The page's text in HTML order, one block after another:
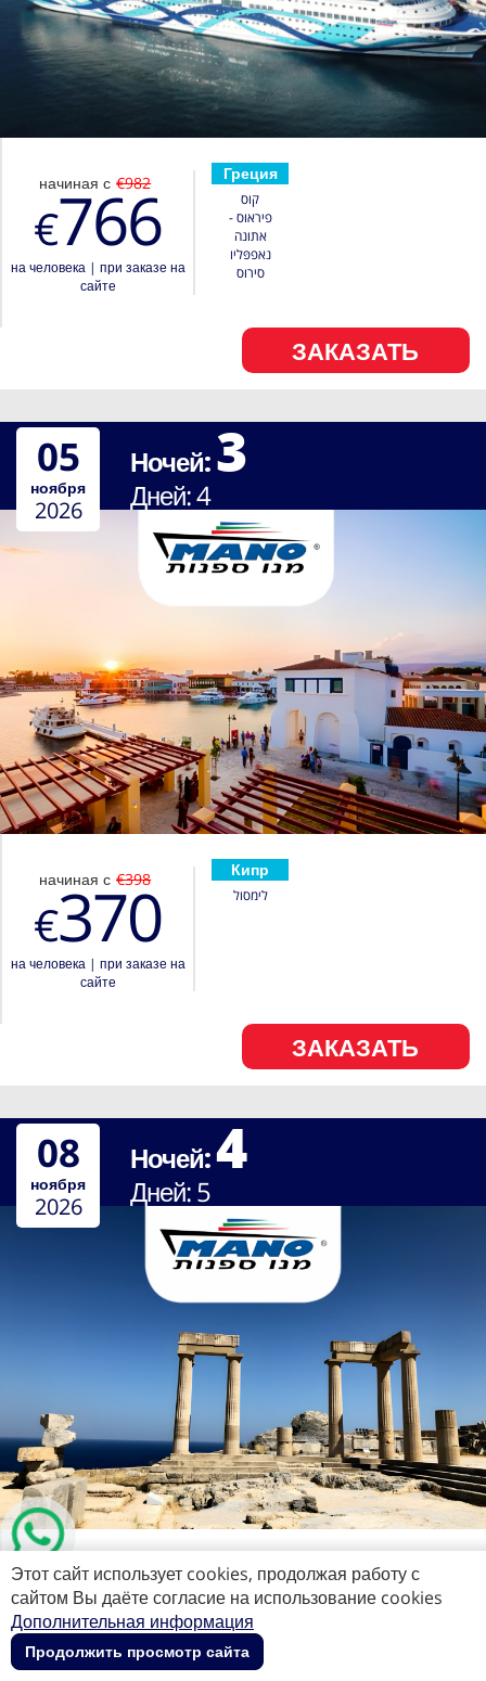
Греция
קוס
פיראוס -
אתונה
נאפפּליו
סירוס
начиная с €982
€766
на человека| при заказе на
сайте
ЗАКАЗАТЬ
Ночей:3
Дней:4
05
ноября
2026
Кипр
לימסול
начиная с €398
€370
на человека| при заказе на
сайте
ЗАКАЗАТЬ
Ночей:4
Дней:5
08
ноября
2026
Греция
רודוס
כרתים - אגיוס
ניקולאוס
начиная с €527
€490
на человека|при заказе на
Этот сайт использует cookies, продолжая работу с
сайтом Вы даёте согласие на использование cookies
Дополнительная информация
Продолжить просмотр сайта